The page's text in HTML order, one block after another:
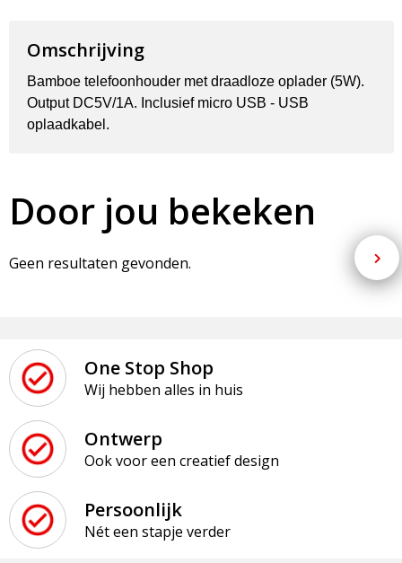
Omschrijving
Bamboe telefoonhouder met draadloze oplader (5W).
Output DC5V/1A. Inclusief micro USB - USB
oplaadkabel.
Door jou bekeken
Geen resultaten gevonden.
One Stop Shop
Wij hebben alles in huis
Ontwerp
Ook voor een creatief design
Persoonlijk
Nét een stapje verder